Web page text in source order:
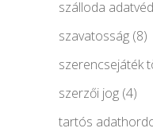
szálloda
szavatosság (8)
szerencsejáték
szerzői jog (4)
tartós